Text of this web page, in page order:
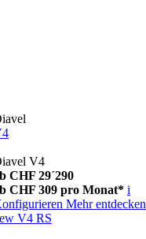
V4
CHF 29´290
CHF 309 pro Monat* i
Mehr entdecken
V4 RS